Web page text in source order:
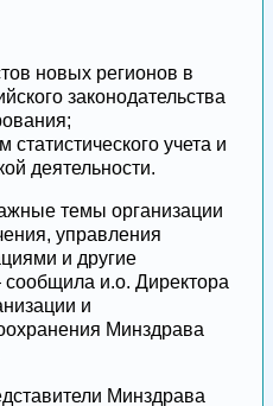
новых регионов в
законодательства
учета и
деятельности.
темы организации
управления
и другие
и.о. Директора
и
Минздрава
Минздрава